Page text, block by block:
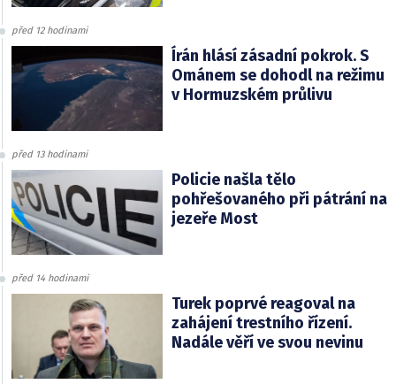
před 12 hodinami
Írán hlásí zásadní pokrok. S
Ománem se dohodl na režimu
v Hormuzském průlivu
před 13 hodinami
Policie našla tělo
pohřešovaného při pátrání na
jezeře Most
před 14 hodinami
Turek poprvé reagoval na
zahájení trestního řízení.
Nadále věří ve svou nevinu